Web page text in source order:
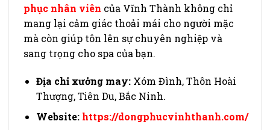
phục nhân viên của Vĩnh Thành không chỉ
mang lại cảm giác thoải mái cho người mặc
mà còn giúp tôn lên sự chuyên nghiệp và
sang trọng cho spa của bạn.
Địa chỉ xưởng may:Xóm Đình, Thôn Hoài
Thượng, Tiên Du, Bắc Ninh.
Website: https://dongphucvinhthanh.com/